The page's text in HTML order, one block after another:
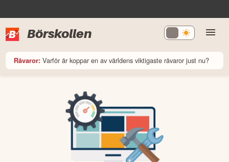
Börskollen
Råvaror: Varför är koppar en av världens viktigaste råvaror just nu?